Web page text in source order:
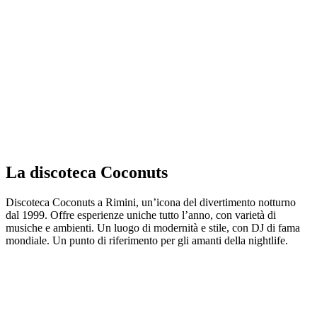
La discoteca Coconuts
Discoteca Coconuts a Rimini, un’icona del divertimento notturno
dal 1999. Offre esperienze uniche tutto l’anno, con varietà di
musiche e ambienti. Un luogo di modernità e stile, con DJ di fama
mondiale. Un punto di riferimento per gli amanti della nightlife.